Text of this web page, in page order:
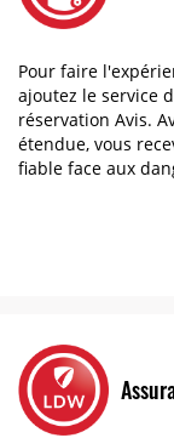
Pour faire
ajoutez le service
réservation Avis.
étendue, vous
fiable face aux